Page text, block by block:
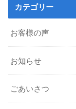
カテゴリー
お客様の声
お知らせ
ごあいさつ